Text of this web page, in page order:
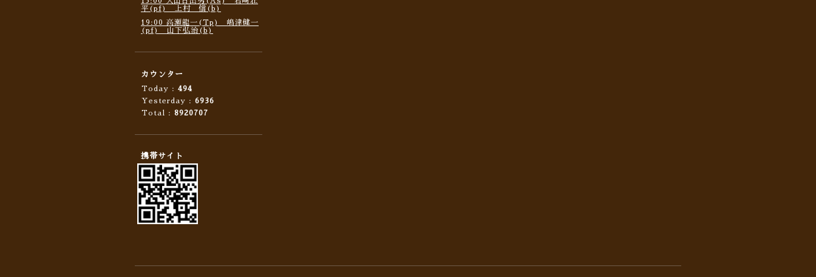
平(pf) 上村 信(b)
19:00 高瀬龍一(Tp) 嶋津健一
(pf) 山下弘治(b)
カウンター
Today : 494
Yesterday : 6936
Total : 8920707
携帯サイト